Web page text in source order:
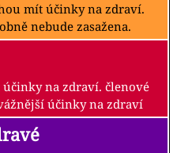
mít účinky na zdraví.
nebude zasažena.
na zdraví. členové
účinky na zdraví